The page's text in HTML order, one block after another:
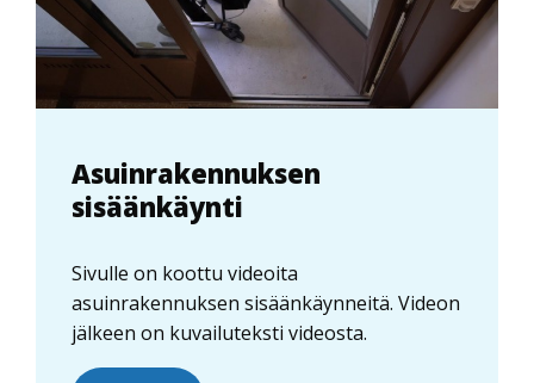
Asuinrakennuksen
sisäänkäynti
Sivulle on koottu videoita
asuinrakennuksen sisäänkäynneitä. Videon
jälkeen on kuvailuteksti videosta.